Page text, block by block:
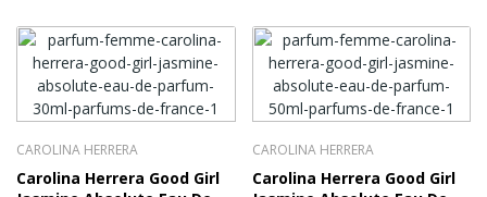
CAROLINA HERRERA
Carolina Herrera Good Girl
CAROLINA HERRERA
Carolina Herrera Good Girl